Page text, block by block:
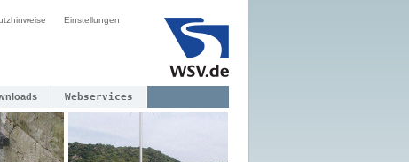
Einstellungen
Webservices